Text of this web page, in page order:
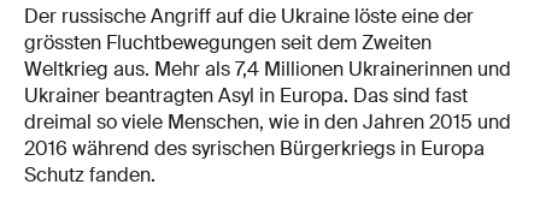
Der russische Angriff auf die Ukraine löste eine der
grössten Fluchtbewegungen seit dem Zweiten
Weltkrieg aus. Mehr als 7,4 Millionen Ukrainerinnen und
Ukrainer beantragten Asyl in Europa. Das sind fast
dreimal so viele Menschen, wie in den Jahren 2015 und
2016 während des syrischen Bürgerkriegs in Europa
Schutz fanden.